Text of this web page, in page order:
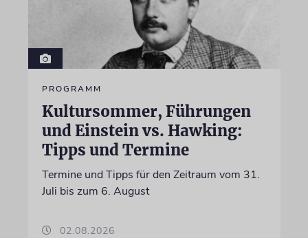
PROGRAMM
Kultursommer, Führungen
und Einstein vs. Hawking:
Tipps und Termine
Termine und Tipps für den Zeitraum vom 31.
Juli bis zum 6. August
02.08.2026